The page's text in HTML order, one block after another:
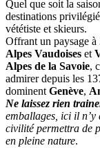
Quel que soit la
destinations
vététiste et skieurs.
Offrant un paysage à
Alpes Vaudoises et
Alpes de la Savoie,
admirer depuis les
dominent Genève,
Ne laissez rien
emballages, ici il n’y
civilité permettra de
en pleine nature.